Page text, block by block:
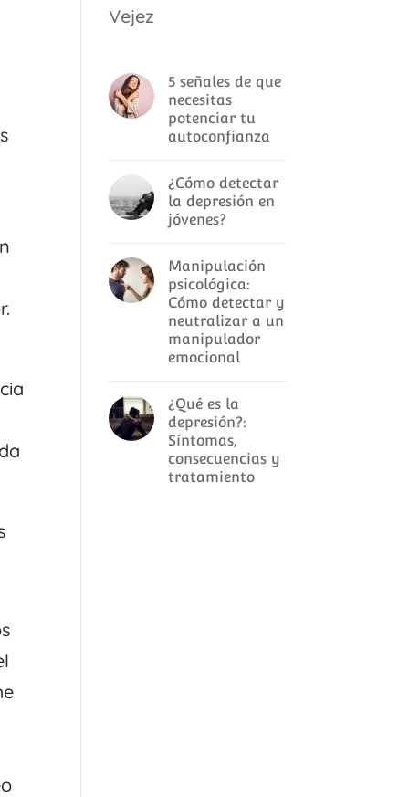
Vejez
5 señales de que
necesitas
potenciar tu
autoconfianza
¿Cómo detectar
la depresión en
jóvenes?
Manipulación
psicológica:
Cómo detectar y
neutralizar a un
manipulador
emocional
¿Qué es la
depresión?:
Síntomas,
consecuencias y
tratamiento